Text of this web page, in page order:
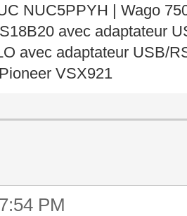
NUC5PPYH | Wago
avec adaptateur
avec adaptateur USB/
VSX921
PM